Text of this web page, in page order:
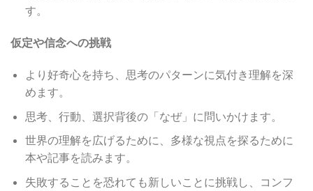
す。
仮定や信念への挑戦
より好奇心を持ち、思考のパターンに気付き理解を深
めます。
思考、行動、選択背後の「なぜ」に問いかけます。
世界の理解を広げるために、多様な視点を探るために
本や記事を読みます。
失敗することを恐れても新しいことに挑戦し、コンフ